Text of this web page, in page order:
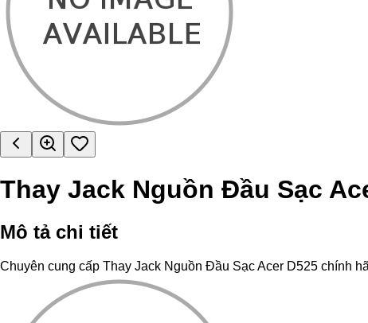
Thay Jack Nguồn Đầu Sạc
Mô tả chi tiết
Chuyên cung cấp Thay Jack Nguồn Đầu Sạc Acer D525 chính